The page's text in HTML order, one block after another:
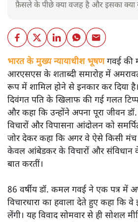
फ़ैसले के पीछे क्या वजह है और इसका क्या
भारत के मुख्य न्यायाधीश भूषणगवई की
आरएसएस के शताब्दी समारोह में
रूप में शामिल होने से इनकार कर दिया
दिवंगत पति के खिलाफ की गई गलत
और कहा कि उन्होंने अपना पूरा जीवन
विचारों और विपासना आंदोलन को
जोर देकर कहा कि अगर वे ऐसे किसी मंच
केवल आंबेडकर के विचारों और संविधान
बात करतीं।
86 वर्षीय डॉ. कमल गवई ने एक पत्र में
विचारधारा का हवाला देते हुए कहा कि वे
लेंगी। यह विवाद सोमवार से ही सोशल